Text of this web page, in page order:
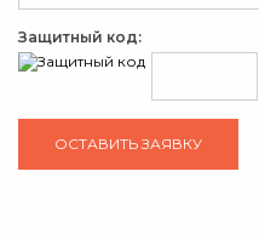
Защитный код: